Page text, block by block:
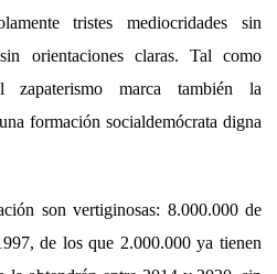
tristes mediocridades sin
orientaciones claras. Tal como
zapaterismo marca también la
formación socialdemócrata digna
son vertiginosas: 8.000.000 de
de los que 2.000.000 ya tienen